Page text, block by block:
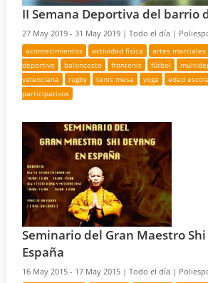
II Semana Deportiva del barrio
27 May 2019 - 31 May 2019 |Todo el día |
acontecimientos actividad física artes marciales
deportivo
baloncesto frontenis fútbol
valenciana
rugby tenis mesa yoga edad
participativos
Seminario del Gran Maestro
España
16 May 2015 - 17 May 2015 |Todo el día |